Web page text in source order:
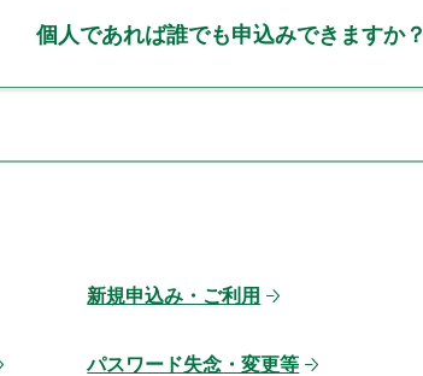
個人であれば誰でも申込みできますか？
新規申込み・ご利用
パスワード失念・変更等